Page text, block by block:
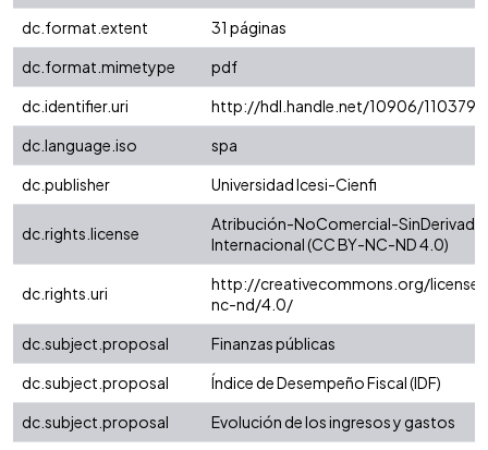
dc.format.extent
31 páginas
dc.format.mimetype
pdf
dc.identifier.uri
http://hdl.handle.net/10906/110379
dc.language.iso
spa
dc.publisher
Universidad Icesi-Cienfi
dc.rights.license
Atribución-NoComercial-
Internacional (CC BY-NC-ND 4.0)
dc.rights.uri
http://creativecommons.org/
nc-nd/4.0/
dc.subject.proposal
Finanzas públicas
dc.subject.proposal
Índice de Desempeño Fiscal (IDF)
dc.subject.proposal
Evolución de los ingresos y gastos